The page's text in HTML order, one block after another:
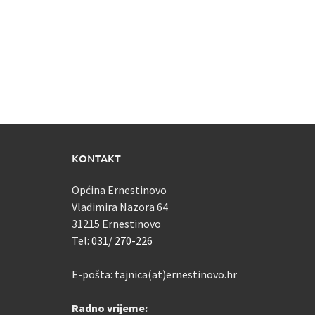
KONTAKT
Općina Ernestinovo
Vladimira Nazora 64
31215 Ernestinovo
Tel: 031/ 270-226
E-pošta: tajnica(at)ernestinovo.hr
Radno vrijeme: